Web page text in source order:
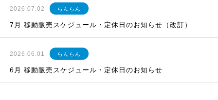
2026.07.02 らんらん
7月 移動販売スケジュール・定休日のお知らせ（改訂）
2026.06.01 らんらん
6月 移動販売スケジュール・定休日のお知らせ